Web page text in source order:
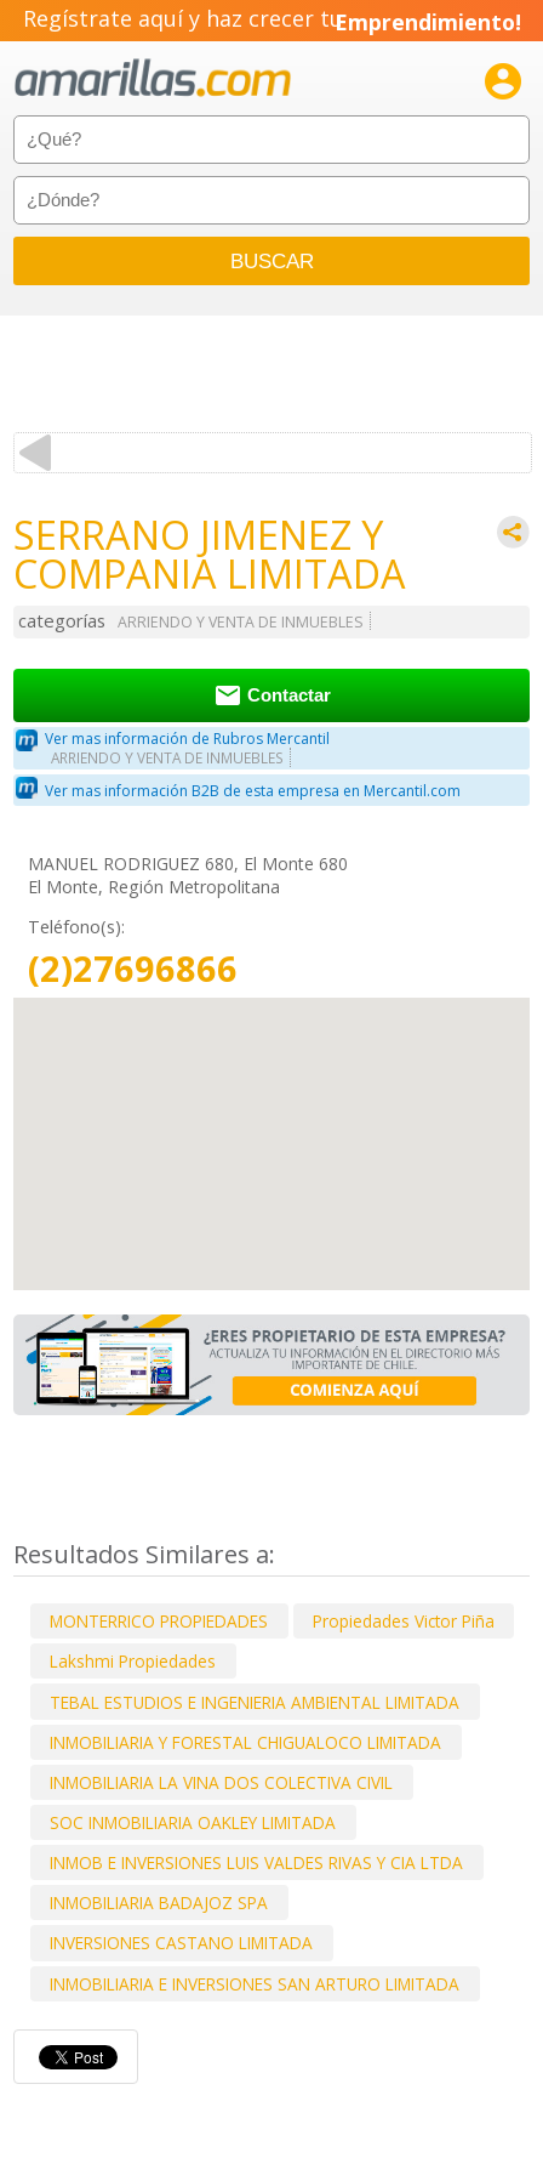
Regístrate aquí y haz crecer tuEmprendimiento!

SERRANO JIMENEZ Y
COMPANIA LIMITADA
categorías ARRIENDO Y VENTA DE INMUEBLES
 Contactar
Ver mas información de Rubros Mercantil
ARRIENDO Y VENTA DE INMUEBLES
Ver mas información B2B de esta empresa en Mercantil.com
MANUEL RODRIGUEZ 680, El Monte 680
El Monte, Región Metropolitana
Teléfono(s):
(2)27696866
Resultados Similares a:
MONTERRICO PROPIEDADES
Propiedades Victor Piña
Lakshmi Propiedades
TEBAL ESTUDIOS E INGENIERIA AMBIENTAL LIMITADA
INMOBILIARIA Y FORESTAL CHIGUALOCO LIMITADA
INMOBILIARIA LA VINA DOS COLECTIVA CIVIL
SOC INMOBILIARIA OAKLEY LIMITADA
INMOB E INVERSIONES LUIS VALDES RIVAS Y CIA LTDA
INMOBILIARIA BADAJOZ SPA
INVERSIONES CASTANO LIMITADA
INMOBILIARIA E INVERSIONES SAN ARTURO LIMITADA